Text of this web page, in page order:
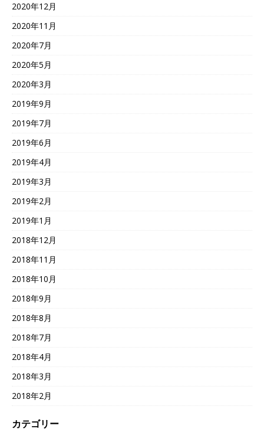
2020年12月
2020年11月
2020年7月
2020年5月
2020年3月
2019年9月
2019年7月
2019年6月
2019年4月
2019年3月
2019年2月
2019年1月
2018年12月
2018年11月
2018年10月
2018年9月
2018年8月
2018年7月
2018年4月
2018年3月
2018年2月
カテゴリー